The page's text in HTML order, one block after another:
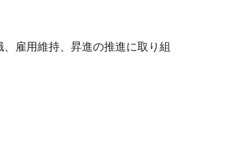
雇用維持、昇進の推進に取り組